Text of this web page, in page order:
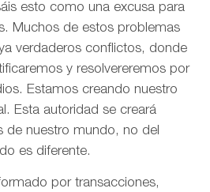
esto como una excusa para
Muchos de estos problemas
verdaderos conflictos, donde
y resolvereremos por
Estamos creando nuestro
Esta autoridad se creará
de nuestro mundo, no del
es diferente.
por transacciones,